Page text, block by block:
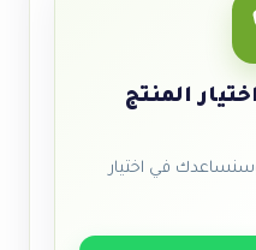
المنتج
في اختيار